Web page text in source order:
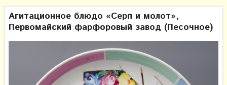
Агитационное блюдо «Серп и молот»,
Первомайский фарфоровый завод (Песочное)